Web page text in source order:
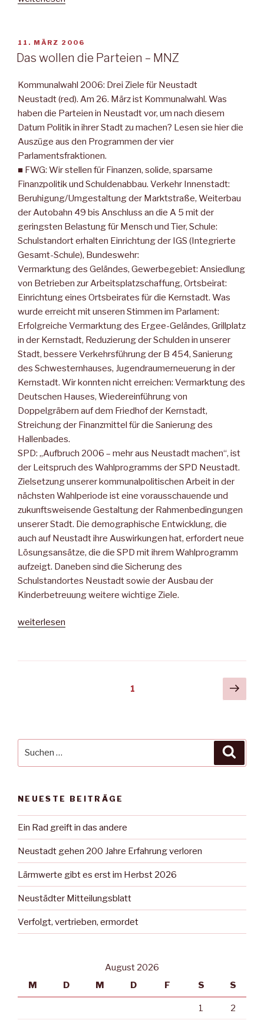
ausgebildet
ist,
beruhigt
in
den
Einsatz
fahren““
VERÖFFENTLICHT
AM
11. MÄRZ 2006
Das wollen die Parteien – MNZ
Kommunalwahl 2006: Drei Ziele für Neustadt
Neustadt (red). Am 26. März ist Kommunalwahl. Was
haben die Parteien in Neustadt vor, um nach diesem
Datum Politik in ihrer Stadt zu machen? Lesen sie hier die
Auszüge aus den Programmen der vier
Parlamentsfraktionen.
■ FWG: Wir stellen für Finanzen, solide, sparsame
Finanzpolitik und Schuldenabbau. Verkehr Innenstadt:
Beruhigung/Umgestaltung der Marktstraße, Weiterbau
der Autobahn 49 bis Anschluss an die A 5 mit der
geringsten Belastung für Mensch und Tier, Schule:
Schulstandort erhalten Einrichtung der IGS (Integrierte
Gesamt-Schule), Bundeswehr:
Vermarktung des Geländes, Gewerbegebiet: Ansiedlung
von Betrieben zur Arbeitsplatzschaffung, Ortsbeirat:
Einrichtung eines Ortsbeirates für die Kernstadt. Was
wurde erreicht mit unseren Stimmen im Parlament:
Erfolgreiche Vermarktung des Ergee-Geländes, Grillplatz
in der Kernstadt, Reduzierung der Schulden in unserer
Stadt, bessere Verkehrsführung der B 454, Sanierung
des Schwesternhauses, Jugendraumerneuerung in der
Kernstadt. Wir konnten nicht erreichen: Vermarktung des
Deutschen Hauses, Wiedereinführung von
Doppelgräbern auf dem Friedhof der Kernstadt,
Streichung der Finanzmittel für die Sanierung des
Hallenbades.
SPD: „Aufbruch 2006 – mehr aus Neustadt machen“, ist
der Leitspruch des Wahlprogramms der SPD Neustadt.
Zielsetzung unserer kommunalpolitischen Arbeit in der
nächsten Wahlperiode ist eine vorausschauende und
zukunftsweisende Gestaltung der Rahmenbedingungen
unserer Stadt. Die demographische Entwicklung, die
auch auf Neustadt ihre Auswirkungen hat, erfordert neue
Lösungsansätze, die die SPD mit ihrem Wahlprogramm
aufzeigt. Daneben sind die Sicherung des
Schulstandortes Neustadt sowie der Ausbau der
Kinderbetreuung weitere wichtige Ziele.
„Das
Parteien
weiterlesen
Seitennummerierung1
NEUESTE BEITRÄGE
Ein Rad greift in das andere
Neustadt gehen 200 Jahre Erfahrung verloren
Lärmwerte gibt es erst im Herbst 2026
Neustädter Mitteilungsblatt
Verfolgt, vertrieben, ermordet
August 2026
M
D M D F S S
1 2